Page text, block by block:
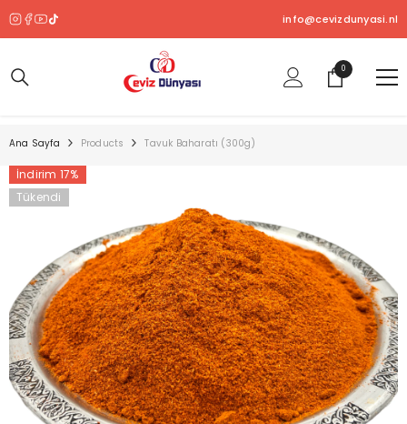
info@cevizdunyasi.nl
00
ürün
Ana Sayfa Products Tavuk Baharatı (300g)
İndirim 17%
Tükendi